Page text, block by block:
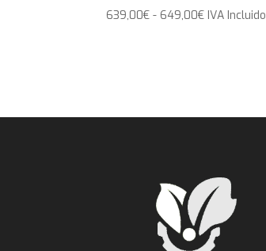
639,00€ - 649,00€Rango
IVA Incluido